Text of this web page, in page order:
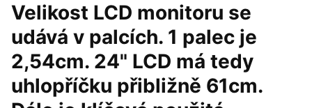
Velikost LCD monitoru se
udává v palcích. 1 palec je
2,54cm. 24" LCD má tedy
uhlopříčku přibližně 61cm.